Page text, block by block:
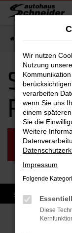
Zum
Seat
Wir nutzen
Nutzung
verarbeiten
wenn Sie uns
einem
Sie die
Weitere
Impressum
Folgende
Essentiell
Diese